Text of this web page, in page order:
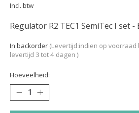
Incl. btw
Regulator R2 TEC1 SemiTec I set -
In backorder (Levertijd:indien op
levertijd 3 tot 4 dagen )
Hoeveelheid: